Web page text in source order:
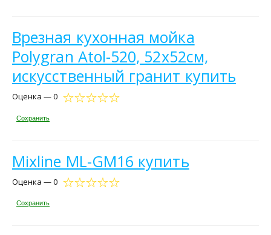
Врезная кухонная мойка
Polygran Atol-520, 52х52см,
искусственный гранит купить
Оценка — 0
Сохранить
Mixline ML-GM16 купить
Оценка — 0
Сохранить